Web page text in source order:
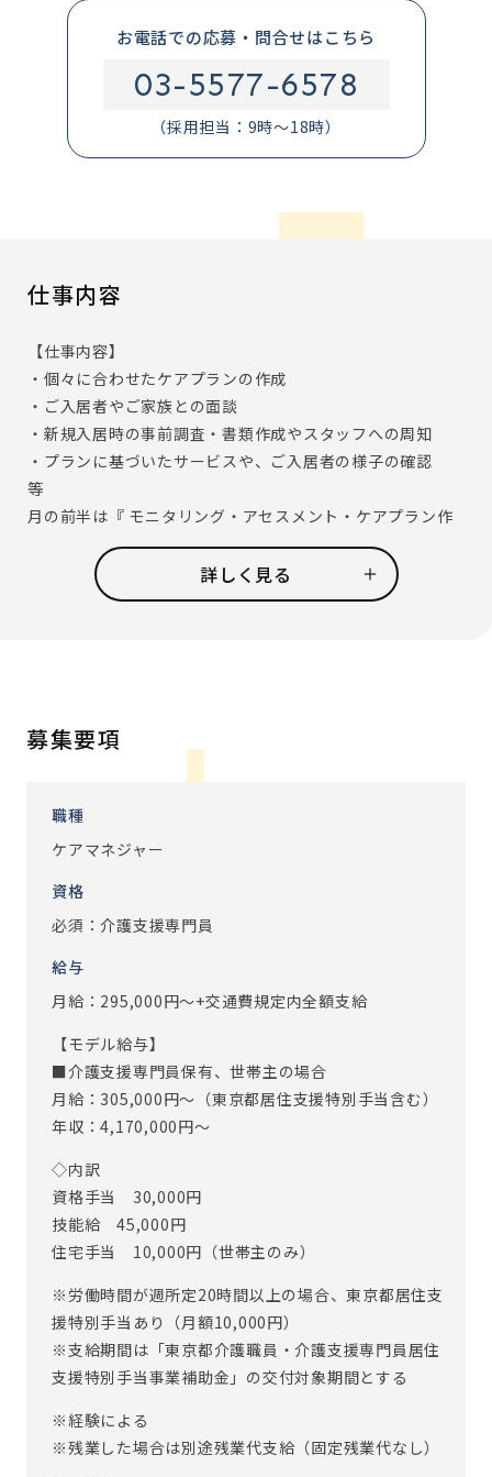
お電話での応募・問合せはこちら
03-5577-6578
（採用担当：9時～18時）
仕事内容
【仕事内容】
・個々に合わせたケアプランの作成
・ご入居者やご家族との面談
・新規入居時の事前調査・書類作成やスタッフへの周知
・プランに基づいたサービスや、ご入居者の様子の確認
等
月の前半は『 モニタリング・アセスメント・ケアプラン作
成 』 、月の後半は 『サービス担当者会議・ケアプランのお
伝え 』 という形で、 1 ヶ月の業務を大まかに分けていま
【1日の流れ】
・9:00 業務開始：申し送りを確認し、朝礼に参加します
・9:30 ラウンド：ご入居者のご様子確認や、最近の出来
事・ご家族のことなどお話を伺います
・10:00 ケアマネジメント業務：ケアプラン作成、アセス
・12:00 休憩
・13:00 ケアマネジメント業務：サービス担当者会議、ケ
・16:00 夕礼：申し送りを行います
・16:30 経過記録、明日の申し送りの準備
ご入居者の「望む暮らし」を実現するために、1人ひとりの
生活・人生と向き合うことができるお仕事です。
める業務）
※定年制度あり（定年65歳）
詳しく見る
募集要項
職種
ケアマネジャー
資格
必須：介護支援専門員
給与
月給：295,000円～+交通費規定内全額支給
【モデル給与】
■介護支援専門員保有、世帯主の場合
月給：305,000円～（東京都居住支援特別手当含む）
年収：4,170,000円～
◇内訳
資格手当 30,000円
技能給 45,000円
住宅手当 10,000円（世帯主のみ）
※労働時間が週所定20時間以上の場合、東京都居住支
援特別手当あり（月額10,000円）
※支給期間は「東京都介護職員・介護支援専門員居住
支援特別手当事業補助金」の交付対象期間とする
※経験による
※残業した場合は別途残業代支給（固定残業代なし）